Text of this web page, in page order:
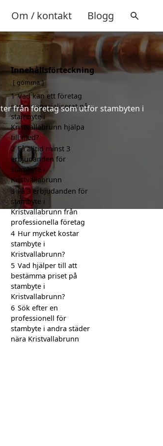
Om / kontakt Blogg
från företag som utför stambyten i
Innehållsförteckning
gömma
1 Vad kan ett företag
som är specialiserat på
stambyte i
Kristvallabrunn hjälpa
till med?
2 Få alltid minst 3
erbjudanden för
stambyte i
Kristvallabrunn
3 Få 3 erbjudanden för
stambyte i
Kristvallabrunn från
professionella företag
4 Hur mycket kostar
stambyte i
Kristvallabrunn?
5 Vad hjälper till att
bestämma priset på
stambyte i
Kristvallabrunn?
6 Sök efter en
professionell för
stambyte i andra städer
nära Kristvallabrunn